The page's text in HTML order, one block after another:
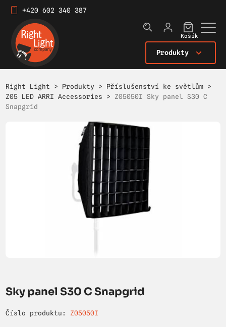
+420 602 340 387
Produkty
Košík
Right Light > Produkty > Příslušenství ke světlům >
Z05 LED ARRI Accessories > Z05050I Sky panel S30 C
Snapgrid
Sky panel S30 C Snapgrid
Číslo produktu: Z05050I